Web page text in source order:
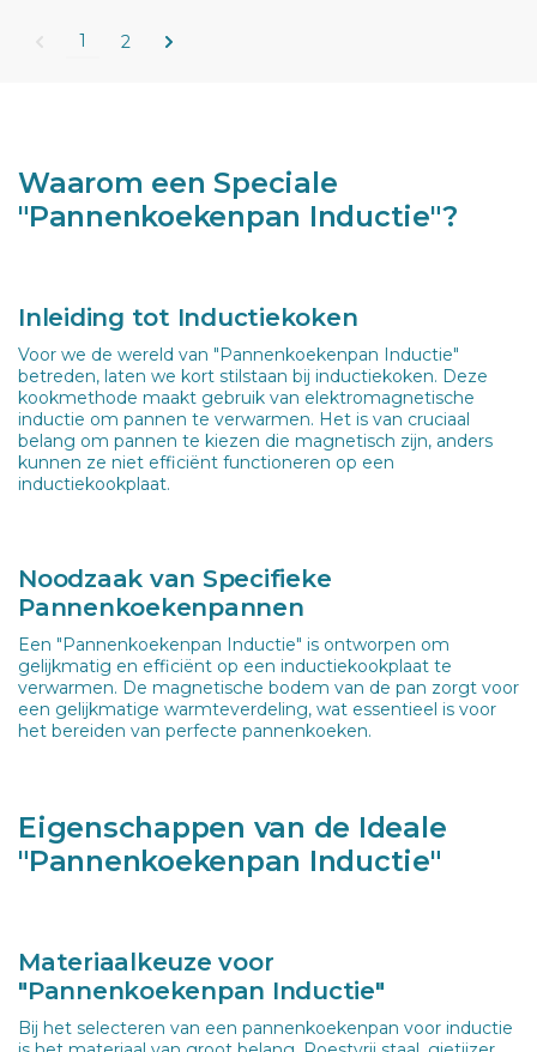
1 2
Waarom een Speciale
"Pannenkoekenpan Inductie"?
Inleiding tot Inductiekoken
Voor we de wereld van "Pannenkoekenpan Inductie"
betreden, laten we kort stilstaan bij inductiekoken. Deze
kookmethode maakt gebruik van elektromagnetische
inductie om pannen te verwarmen. Het is van cruciaal
belang om pannen te kiezen die magnetisch zijn, anders
kunnen ze niet efficiënt functioneren op een
inductiekookplaat.
Noodzaak van Specifieke
Pannenkoekenpannen
Een "Pannenkoekenpan Inductie" is ontworpen om
gelijkmatig en efficiënt op een inductiekookplaat te
verwarmen. De magnetische bodem van de pan zorgt voor
een gelijkmatige warmteverdeling, wat essentieel is voor
het bereiden van perfecte pannenkoeken.
Eigenschappen van de Ideale
"Pannenkoekenpan Inductie"
Materiaalkeuze voor
"Pannenkoekenpan Inductie"
Bij het selecteren van een pannenkoekenpan voor inductie